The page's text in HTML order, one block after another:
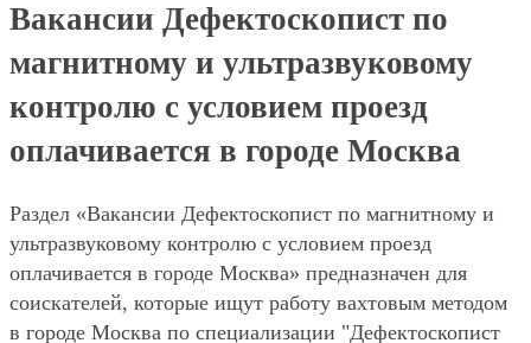
Вакансии Дефектоскопист по
магнитному и ультразвуковому
контролю с условием проезд
оплачивается в городе Москва
Раздел «Вакансии Дефектоскопист по магнитному и
ультразвуковому контролю с условием проезд
оплачивается в городе Москва» предназначен для
соискателей, которые ищут работу вахтовым методом
в городе Москва по специализации "Дефектоскопист